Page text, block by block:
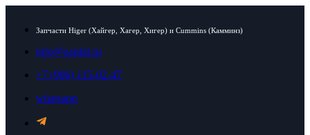
Запчасти Higer (Хайгер, Хагер, Хигер) и Cummins (Камминз)
info@zapkit.ru
+7 (906) 115-02-47
whatsapp